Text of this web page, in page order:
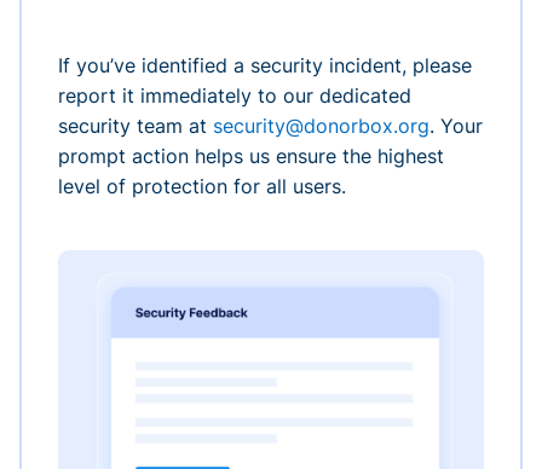
If you’ve identified a security incident, please
report it immediately to our dedicated
security team at security@donorbox.org. Your
prompt action helps us ensure the highest
level of protection for all users.